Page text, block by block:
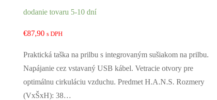
dodanie tovaru 5-10 dní
€87,90 s DPH
Praktická taška na prilbu s integrovaným sušiakom na prilbu.
Napájanie cez vstavaný USB kábel. Vetracie otvory pre
optimálnu cirkuláciu vzduchu. Predmet H.A.N.S. Rozmery
(VxŠxH): 38…